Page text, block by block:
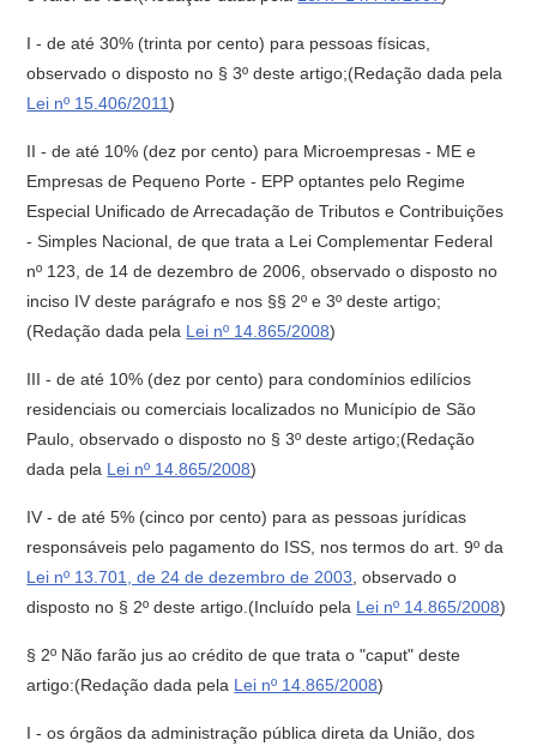
I - de até 30% (trinta por cento) para pessoas físicas,
observado o disposto no § 3º deste artigo;(Redação dada pela
Lei nº 15.406/2011)
II - de até 10% (dez por cento) para Microempresas - ME e
Empresas de Pequeno Porte - EPP optantes pelo Regime
Especial Unificado de Arrecadação de Tributos e Contribuições
- Simples Nacional, de que trata a Lei Complementar Federal
nº 123, de 14 de dezembro de 2006, observado o disposto no
inciso IV deste parágrafo e nos §§ 2º e 3º deste artigo;
(Redação dada pela Lei nº 14.865/2008)
III - de até 10% (dez por cento) para condomínios edilícios
residenciais ou comerciais localizados no Município de São
Paulo, observado o disposto no § 3º deste artigo;(Redação
dada pela Lei nº 14.865/2008)
IV - de até 5% (cinco por cento) para as pessoas jurídicas
responsáveis pelo pagamento do ISS, nos termos do art. 9º da
Lei nº 13.701, de 24 de dezembro de 2003 , observado o
disposto no § 2º deste artigo.(Incluído pela Lei nº 14.865/2008)
§ 2º Não farão jus ao crédito de que trata o "caput" deste
artigo:(Redação dada pela Lei nº 14.865/2008)
I - os órgãos da administração pública direta da União, dos